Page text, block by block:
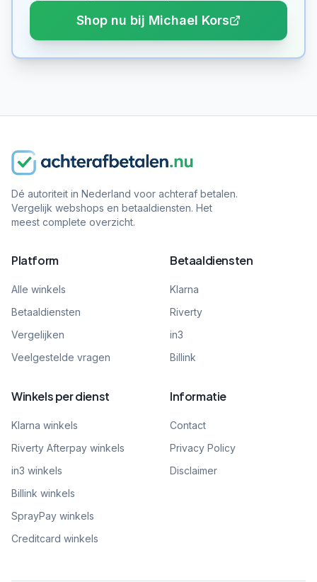
Shop nu bij Michael Kors
Dé autoriteit in Nederland voor achteraf betalen.
Vergelijk webshops en betaaldiensten. Het
meest complete overzicht.
Platform
Alle winkels
Betaaldiensten
Vergelijken
Veelgestelde vragen
Betaaldiensten
Klarna
Riverty
in3
Billink
Winkels per dienst
Klarna winkels
Riverty Afterpay winkels
in3 winkels
Billink winkels
SprayPay winkels
Creditcard winkels
Informatie
Contact
Privacy Policy
Disclaimer